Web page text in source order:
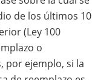
de los últimos 10
(Ley 100
o
por ejemplo, si la